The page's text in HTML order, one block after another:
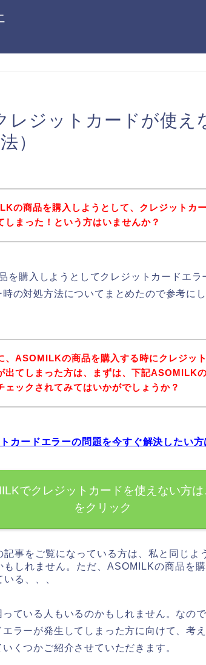
レジットカードが使え
）
の商品を購入しようとして、クレジットカ
しまった！という方はいませんか？
を購入しようとしてクレジットカードエラ
の対処方法についてまとめたので参考に
、ASOMILKの商品を購入する時にクレジッ
出てしまった方は、まずは、下記ASOMILK
ェックされてみてはいかがでしょうか？
カードエラーの問題を今すぐ解決したい方
でクレジットカードを使えない方は
をクリック
記事をご覧になっている方は、私と同じよ
しれません。ただ、ASOMILKの商品を
る、、、
ている人もいるのかもしれません。なの
ラーが発生してしまった方に向けて、考
くつかご紹介させていただきます。